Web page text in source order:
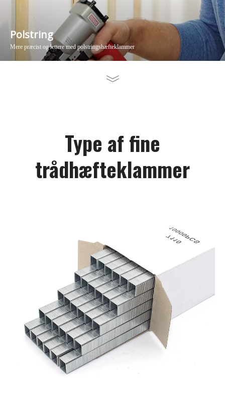
Polstring
Mere præcist og lettere med polstringshæfteklammer
Type af fine
trådhæfteklammer